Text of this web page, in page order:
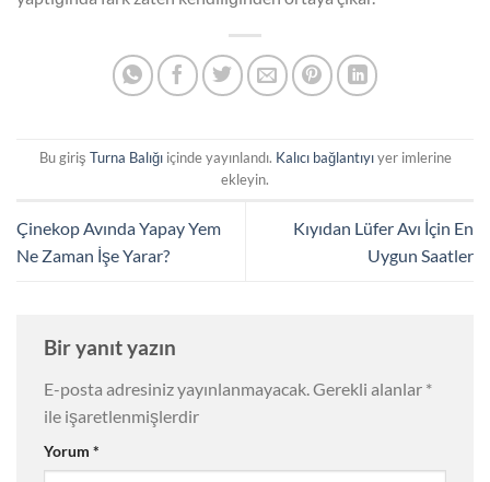
Bu giriş Turna Balığıiçinde yayınlandı. Kalıcı bağlantıyıyer imlerine
ekleyin.
Çinekop Avında Yapay Yem
Ne Zaman İşe Yarar?
Kıyıdan Lüfer Avı İçin En
Uygun Saatler
Bir yanıt yazın
E-posta adresiniz yayınlanmayacak. Gerekli alanlar *
ile işaretlenmişlerdir
Yorum *